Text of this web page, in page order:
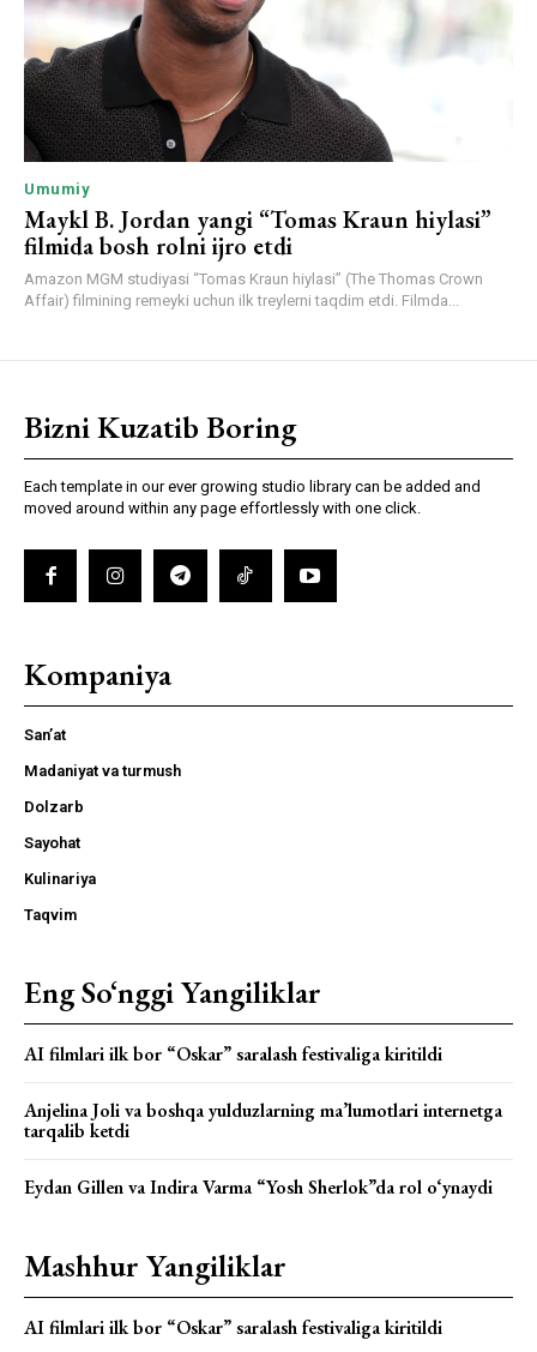
Umumiy
Maykl B. Jordan yangi “Tomas Kraun hiylasi”
filmida bosh rolni ijro etdi
Amazon MGM studiyasi “Tomas Kraun hiylasi” (The Thomas Crown
Affair) filmining remeyki uchun ilk treylerni taqdim etdi. Filmda...
Bizni Kuzatib Boring
Each template in our ever growing studio library can be added and
moved around within any page effortlessly with one click.
Kompaniya
San’at
Madaniyat va turmush
Dolzarb
Sayohat
Kulinariya
Taqvim
Eng So‘nggi Yangiliklar
AI filmlari ilk bor “Oskar” saralash festivaliga kiritildi
Anjelina Joli va boshqa yulduzlarning ma’lumotlari internetga
tarqalib ketdi
Eydan Gillen va Indira Varma “Yosh Sherlok”da rol o‘ynaydi
Mashhur Yangiliklar
AI filmlari ilk bor “Oskar” saralash festivaliga kiritildi